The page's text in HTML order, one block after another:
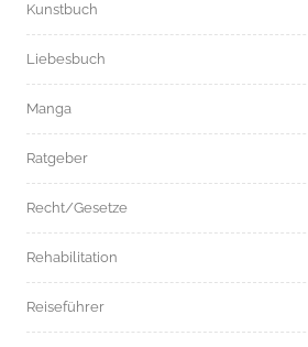
Kunstbuch
Liebesbuch
Manga
Ratgeber
Recht/Gesetze
Rehabilitation
Reiseführer